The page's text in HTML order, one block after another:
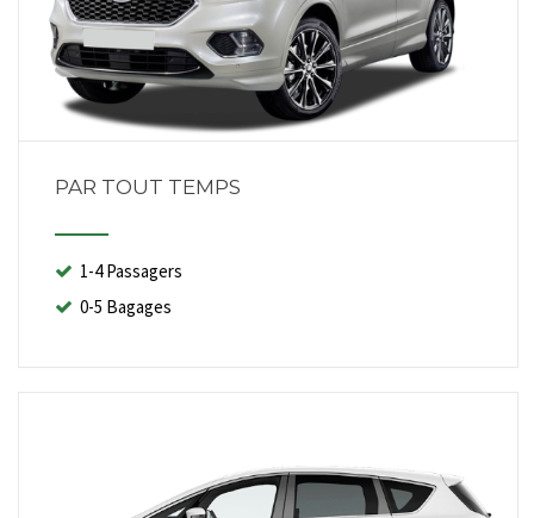
PAR TOUT TEMPS
1-4 Passagers
0-5 Bagages